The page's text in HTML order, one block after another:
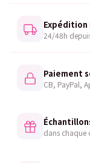
Expédition
24/48h
Paiement
CB, PayPal,
dans chaque